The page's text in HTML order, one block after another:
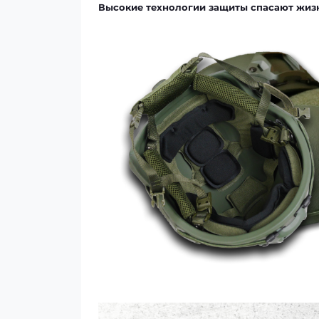
Высокие технологии защиты спасают